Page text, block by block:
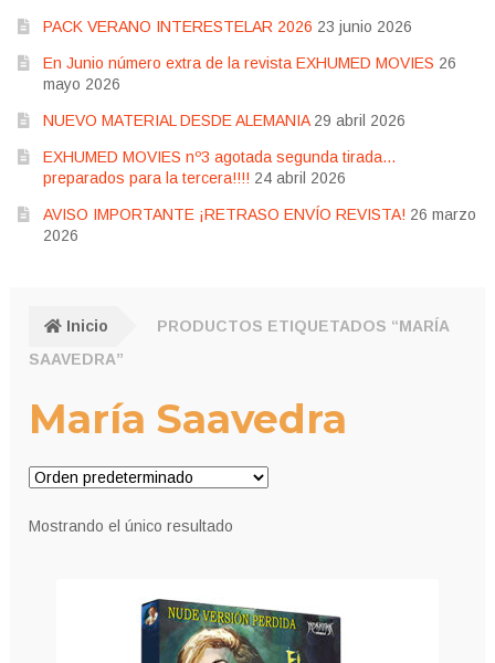
PACK VERANO INTERESTELAR 2026 23 junio 2026
En Junio número extra de la revista EXHUMED MOVIES 26
mayo 2026
NUEVO MATERIAL DESDE ALEMANIA 29 abril 2026
EXHUMED MOVIES nº3 agotada segunda tirada…
preparados para la tercera!!!! 24 abril 2026
AVISO IMPORTANTE ¡RETRASO ENVÍO REVISTA! 26 marzo
2026
Inicio
PRODUCTOS ETIQUETADOS “MARÍA
SAAVEDRA”
María Saavedra
Mostrando el único resultado